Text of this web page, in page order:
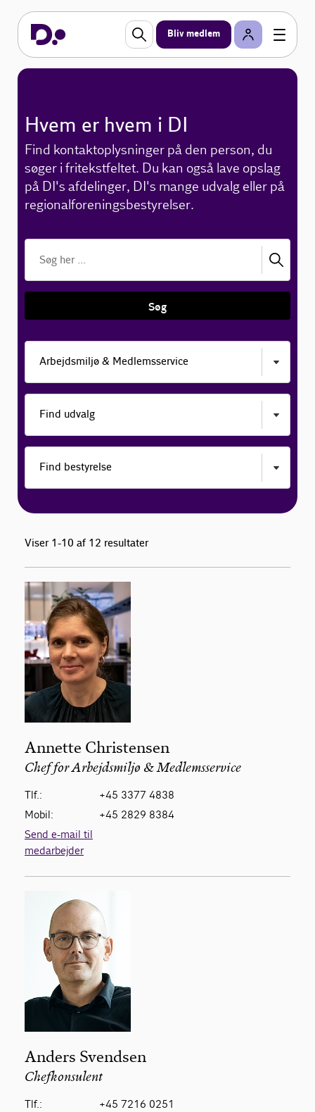
Bliv medlem
Hvem er hvem i DI
Find kontaktoplysninger på den person, du
søger i fritekstfeltet. Du kan også lave opslag
på DI's afdelinger, DI's mange udvalg eller på
regionalforeningsbestyrelser.
Søg
Viser 1-10 af 12 resultater
Annette Christensen
Chef for Arbejdsmiljø & Medlemsservice
Tlf.:
+45 3377 4838
Mobil:
+45 2829 8384
Send e-mail til
medarbejder
Anders Svendsen
Chefkonsulent
Tlf.:
+45 7216 0251